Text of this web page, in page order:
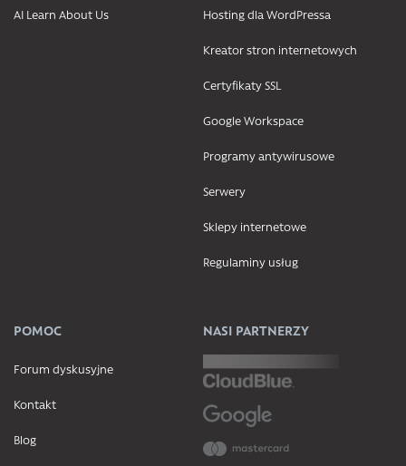
AI Learn About Us Hosting dla WordPressa
Kreator stron internetowych
Certyfikaty SSL
Google Workspace
Programy antywirusowe
Serwery
Sklepy internetowe
Regulaminy usług
POMOC
Forum dyskusyjne
Kontakt
Blog
NASI PARTNERZY